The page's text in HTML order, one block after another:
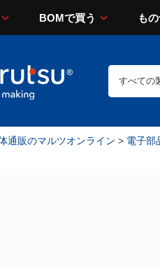
BOMで買う も
通販のマルツオンライン > 電子部